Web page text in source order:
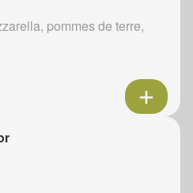
pommes de terre,